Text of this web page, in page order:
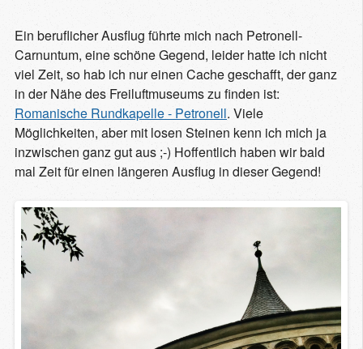
Ein beruflicher Ausflug führte mich nach Petronell-
Carnuntum, eine schöne Gegend, leider hatte ich nicht
viel Zeit, so hab ich nur einen Cache geschafft, der ganz
in der Nähe des Freiluftmuseums zu finden ist:
Romanische Rundkapelle - Petronell. Viele
Möglichkeiten, aber mit losen Steinen kenn ich mich ja
inzwischen ganz gut aus ;-) Hoffentlich haben wir bald
mal Zeit für einen längeren Ausflug in dieser Gegend!